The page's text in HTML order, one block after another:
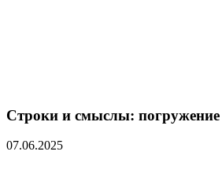
Строки и смыслы: погружение
07.06.2025